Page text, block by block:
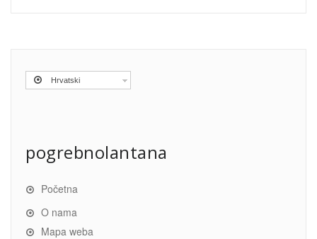
Hrvatski
pogrebnolantana
Početna
O nama
Mapa weba